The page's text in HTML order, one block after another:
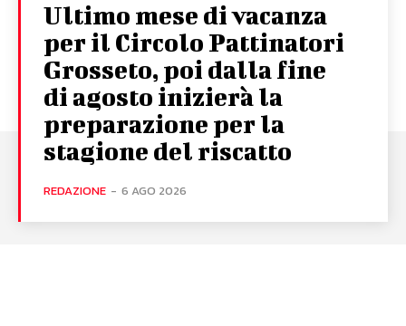
Ultimo mese di vacanza
per il Circolo Pattinatori
Grosseto, poi dalla fine
di agosto inizierà la
preparazione per la
stagione del riscatto
REDAZIONE - 6 AGO 2026